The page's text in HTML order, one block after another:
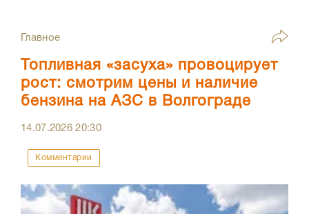
Главное
Топливная «засуха» провоцирует
рост: смотрим цены и наличие
бензина на АЗС в Волгограде
14.07.202620:30
Комментарии